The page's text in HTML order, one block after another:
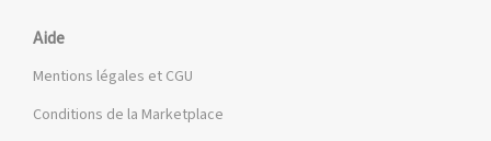
Aide
Mentions légales et CGU
Conditions de la Marketplace